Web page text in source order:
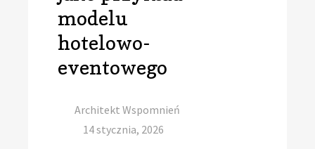
modelu
hotelowo-
eventowego
Author
Architekt Wspomnień
Posted
14 stycznia, 2026